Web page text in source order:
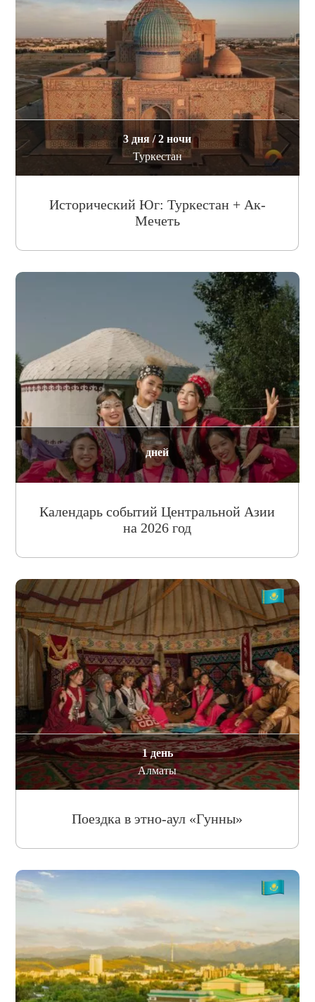
3 дня / 2 ночи
Туркестан
Исторический Юг: Туркестан + Ак-
Мечеть
дней
Календарь событий Центральной Азии
на 2026 год
1 день
Алматы
Поездка в этно-аул «Гунны»